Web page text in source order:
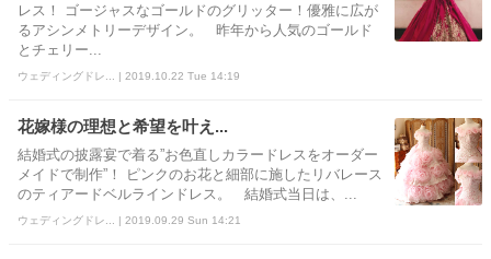
レス！ ゴージャスなゴールドのグリッター！優雅に広が
るアシンメトリーデザイン。 昨年から人気のゴールド
とチェリー...
ウェディングドレ... | 2019.10.22 Tue 14:19
花嫁様の理想と希望を叶え...
結婚式の披露宴で着る”お色直しカラードレスをオーダー
メイドで制作”！ ピンクのお花と細部に施したリバレース
のティアードベルラインドレス。 結婚式当日は、...
ウェディングドレ... | 2019.09.29 Sun 14:21